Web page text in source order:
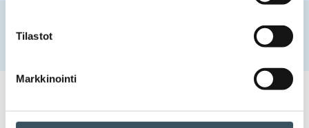
Tilastot
Markkinointi
Haastavassa suhdanteessa toimiva kotimainen
erikoiskauppa etsii kasvua ja tehokkuutta digitalisaatiosta
07.06.2024 09:00 Tiedotteet erikoiskauppa,innovaatiot,
innovaatiotoiminta,tutkimus- ja kehittämistoiminta